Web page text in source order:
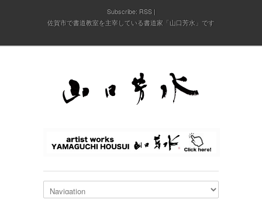
Subscribe: RSS
佐賀市で書道教室を主宰している書道家「山口芳水」です